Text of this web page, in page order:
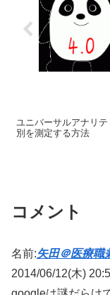
ユニバーサルアナリ
別を測定する方法
コメント
名前:矢田＠医療職
2014/06/12(木)